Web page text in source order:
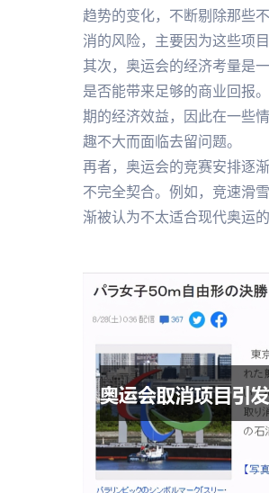
趋势的变化，不断剔除那些
消的风险，主要因为这些项
其次，奥运会的经济考量是
是否能带来足够的商业回报
期的经济效益，因此在一些
趣不大而面临去留问题。
再者，奥运会的竞赛安排逐
不完全契合。例如，竞速滑
渐被认为不太适合现代奥运